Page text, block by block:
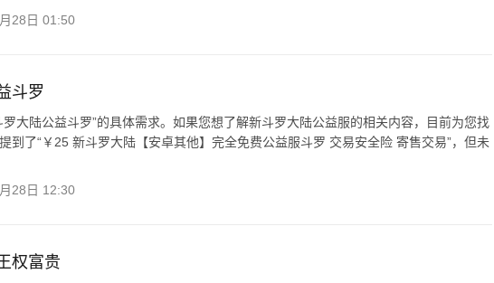
28日 01:50
斗罗
罗大陆公益斗罗”的具体需求。如果您想了解新斗罗大陆公益服的相关内容，目前为您找
到了“￥25 新斗罗大陆【安卓其他】完全免费公益服斗罗 交易安全险 寄售交易”，但未
28日 12:30
权富贵